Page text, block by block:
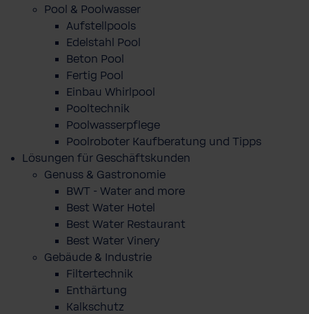
Pool & Poolwasser
Aufstellpools
Edelstahl Pool
Beton Pool
Fertig Pool
Einbau Whirlpool
Pooltechnik
Poolwasserpflege
Poolroboter Kaufberatung und Tipps
Lösungen für Geschäftskunden
Genuss & Gastronomie
BWT - Water and more
Best Water Hotel
Best Water Restaurant
Best Water Vinery
Gebäude & Industrie
Filtertechnik
Enthärtung
Kalkschutz